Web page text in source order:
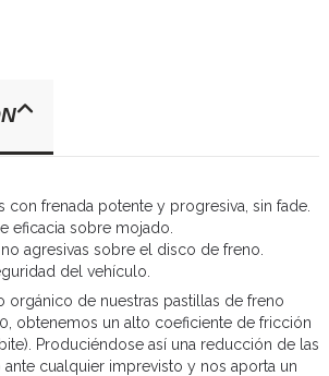
con frenada potente y progresiva, sin fade.
eficacia sobre mojado.
agresivas sobre el disco de freno.
del vehículo.
orgánico de nuestras pastillas de freno
obtenemos un alto coeficiente de fricción
Produciéndose así una reducción de las
cualquier imprevisto y nos aporta un